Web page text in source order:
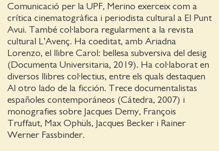
Comunicació per la UPF, Merino exerceix com a
crítica cinematogràfica i periodista cultural a El Punt
Avui. També col·labora regularment a la revista
cultural L’Avenç. Ha coeditat, amb Ariadna
Lorenzo, el llibre Carol: bellesa subversiva del desig
(Documenta Universitaria, 2019). Ha col·laborat en
diversos llibres col·lectius, entre els quals destaquen
Al otro lado de la ficción. Trece documentalistas
españoles contemporáneos (Cátedra, 2007) i
monografies sobre Jacques Demy, François
Truffaut, Max Ophüls, Jacques Becker i Rainer
Werner Fassbinder.